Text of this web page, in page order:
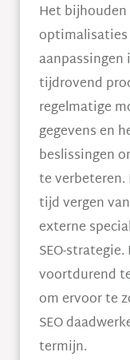
Het
optimalisaties
tijdrovend
regelmatige
gegevens en
beslissingen
te
tijd vergen
externe
SEO-
voortdurend
om ervoor te
SEO
termijn.